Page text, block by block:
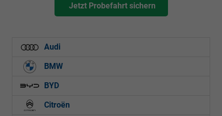
Jetzt Probefahrt sichern
Audi
BMW
BYD
Citroën